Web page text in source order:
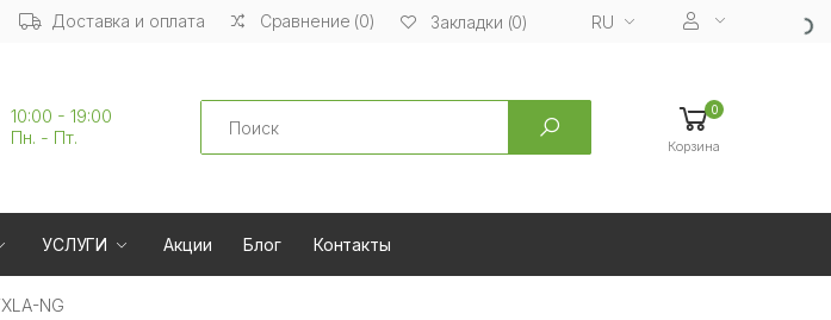
Доставка и оплата Сравнение (0) Закладки (0) RU
10:00 - 19:00
Пн. - Пт.
Search 0
Корзина
УСЛУГИ Акции Блог Контакты
NG